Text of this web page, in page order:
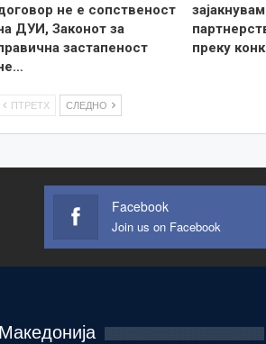
не е сопственост
ДУИ, Законот за
застапеност
преку
ПТРЕТХ СЛЕДНО
Facebook
Join us on Facebook
Македонија